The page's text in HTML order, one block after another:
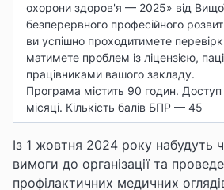
охорони здоров'я — 2025» від
безперервного професійного
ви успішно проходитимете
матимете проблем із ліцензією,
працівниками вашого закладу.
Програма містить 90 годин.
місяці. Кількість балів БПР — 45
Із 1 жовтня 2024 року набудуть
вимоги до організації та
профілактичних медичних